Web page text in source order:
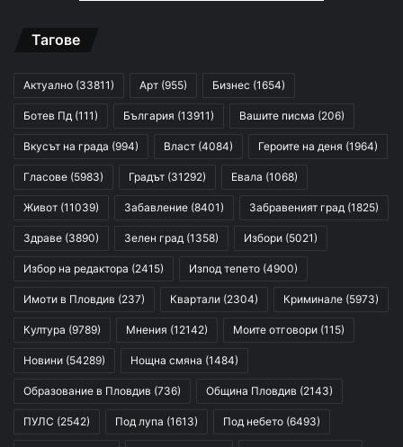
Тагове
Актуално (33811) Арт (955) Бизнес (1654)
Ботев Пд (111) България (13911) Вашите писма (206)
Вкусът на града (994) Власт (4084) Героите на деня (1964)
Гласове (5983) Градът (31292) Евала (1068)
Живот (11039) Забавление (8401) Забравеният град (1825)
Здраве (3890) Зелен град (1358) Избори (5021)
Избор на редактора (2415) Изпод тепето (4900)
Имоти в Пловдив (237) Квартали (2304) Криминале (5973)
Култура (9789) Мнения (12142) Моите отговори (115)
Новини (54289) Нощна смяна (1484)
Образование в Пловдив (736) Община Пловдив (2143)
ПУЛС (2542) Под лупа (1613) Под небето (6493)